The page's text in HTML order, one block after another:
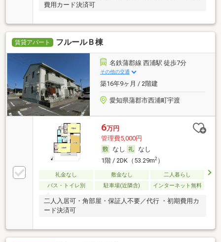
費用カード決済可
賃貸アパート フルールＢ棟
名鉄蒲郡線 西浦駅 徒歩7分
その他の交通
築16年9ヶ月 / 2階建
愛知県蒲郡市西浦町宇渡
6万円
管理費5,000円
なし
なし
1階 / 2DK（53.29m2）
礼金なし 敷金なし
二人暮らし
バス・トイレ別
駐車場(近隣含) インターネット無料
二人入居可・角部屋・保証人不要／代行 ・初期費用カ
ード決済可